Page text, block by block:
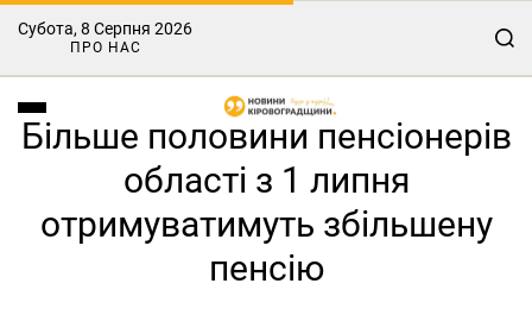
Субота, 8 Серпня 2026
ПРО НАС
Більше половини пенсіонерів
області з 1 липня
отримуватимуть збільшену
пенсію